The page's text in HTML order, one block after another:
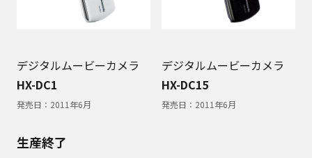
デジタルムービーカメラ
HX-DC1
発売日： 2011年6月
デジタルムービーカメラ
HX-DC15
発売日： 2011年6月
生産終了